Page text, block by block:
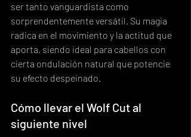
ser tanto vanguardista como
sorprendentemente versátil. Su magia
radica en el movimiento y la actitud que
aporta, siendo ideal para cabellos con
cierta ondulación natural que potencie
su efecto despeinado.
Cómo llevar el Wolf Cut al
siguiente nivel